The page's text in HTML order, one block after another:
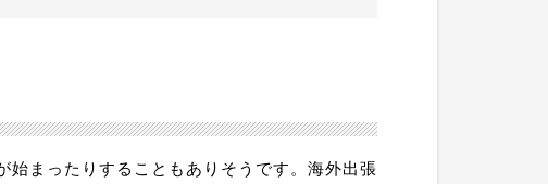
始まったりすることもありそうです。海外出張